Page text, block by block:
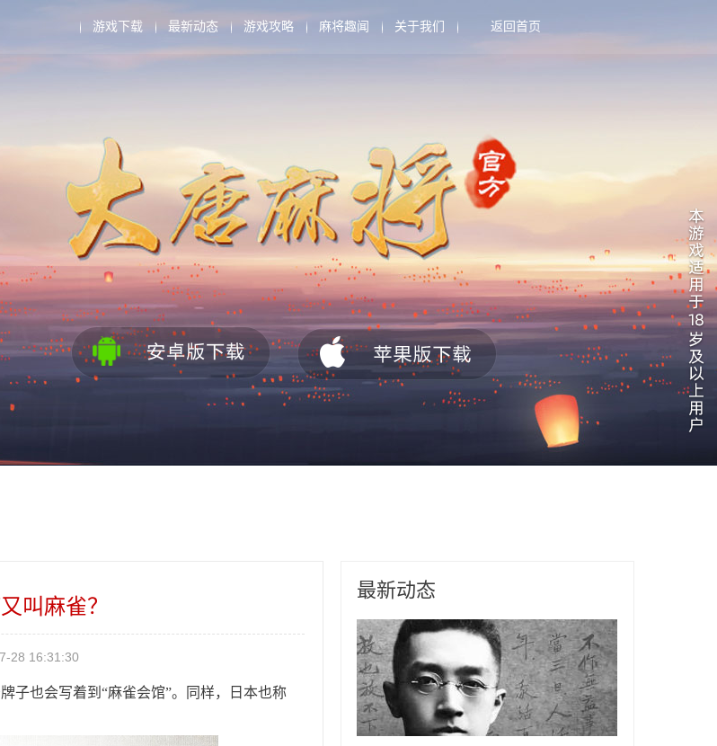
游戏下载 最新动态 游戏攻略 麻将趣闻 关于我们 返回首页
叫麻雀？
28 16:31:30
子也会写着到“麻雀会馆”。同样，日本也称
最新动态